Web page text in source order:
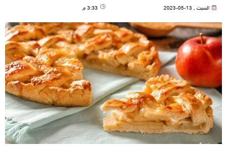
السبت , 13-05-2023 3:33 م